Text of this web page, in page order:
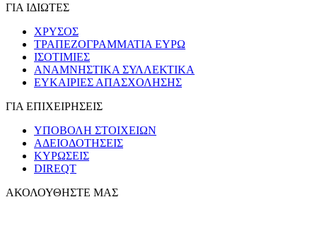
ΓΙΑ ΙΔΙΩΤΕΣ
ΧΡΥΣΟΣ
ΤΡΑΠΕΖΟΓΡΑΜΜΑΤΙΑ ΕΥΡΩ
ΙΣΟΤΙΜΙΕΣ
ΑΝΑΜΝΗΣΤΙΚΑ ΣΥΛΛΕΚΤΙΚΑ
ΕΥΚΑΙΡΙΕΣ ΑΠΑΣΧΟΛΗΣΗΣ
ΓΙΑ ΕΠΙΧΕΙΡΗΣΕΙΣ
ΥΠΟΒΟΛΗ ΣΤΟΙΧΕΙΩΝ
ΑΔΕΙΟΔΟΤΗΣΕΙΣ
ΚΥΡΩΣΕΙΣ
DIREQT
ΑΚΟΛΟΥΘΗΣΤΕ ΜΑΣ